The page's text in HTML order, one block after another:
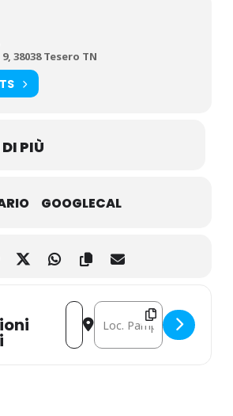
38038 Tesero TN
PIÙ
GOOGLECAL
Address - Geotrekking Monte
Destination Address -